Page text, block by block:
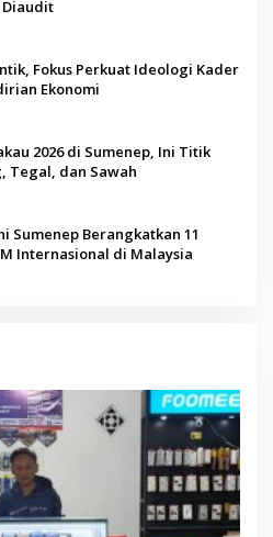
Diaudit
Fokus Perkuat Ideologi Kader
Ekonomi
2026 di Sumenep, Ini Titik
Tegal, dan Sawah
Sumenep Berangkatkan 11
Internasional di Malaysia